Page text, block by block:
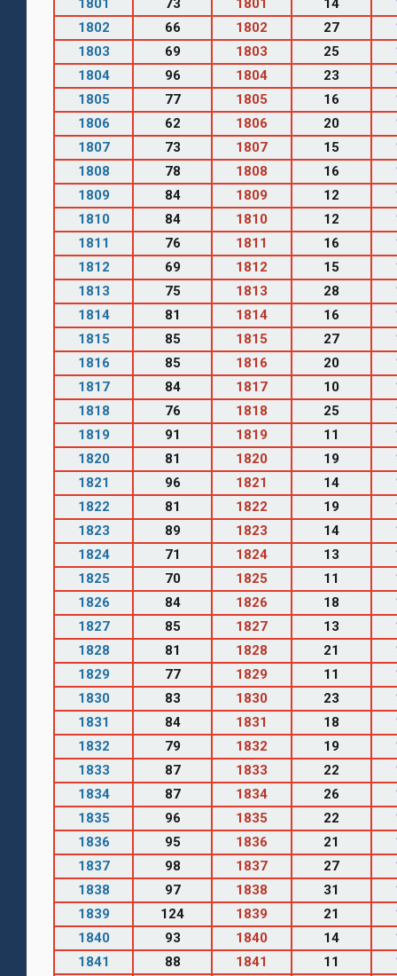
1802
66 1802 27
1803
69 1803 25
1804
96 1804 23
1805
77 1805 16
1806
62 1806 20
1807
73 1807 15
1808
78 1808 16
1809
84 1809 12
1810
84 1810 12
1811
76 1811 16
1812
69 1812 15
1813
75 1813 28
1814
81 1814 16
1815
85 1815 27
1816
85 1816 20
1817
84 1817 10
1818
76 1818 25
1819
91 1819 11
1820
81 1820 19
1821
96 1821 14
1822
81 1822 19
1823
89 1823 14
1824
71 1824 13
1825
70 1825 11
1826
84 1826 18
1827
85 1827 13
1828
81 1828 21
1829
77 1829 11
1830
83 1830 23
1831
84 1831 18
1832
79 1832 19
1833
87 1833 22
1834
87 1834 26
1835
96 1835 22
1836
95 1836 21
1837
98 1837 27
1838
97 1838 31
1839
124 1839 21
1840
93 1840 14
1841
88 1841 11